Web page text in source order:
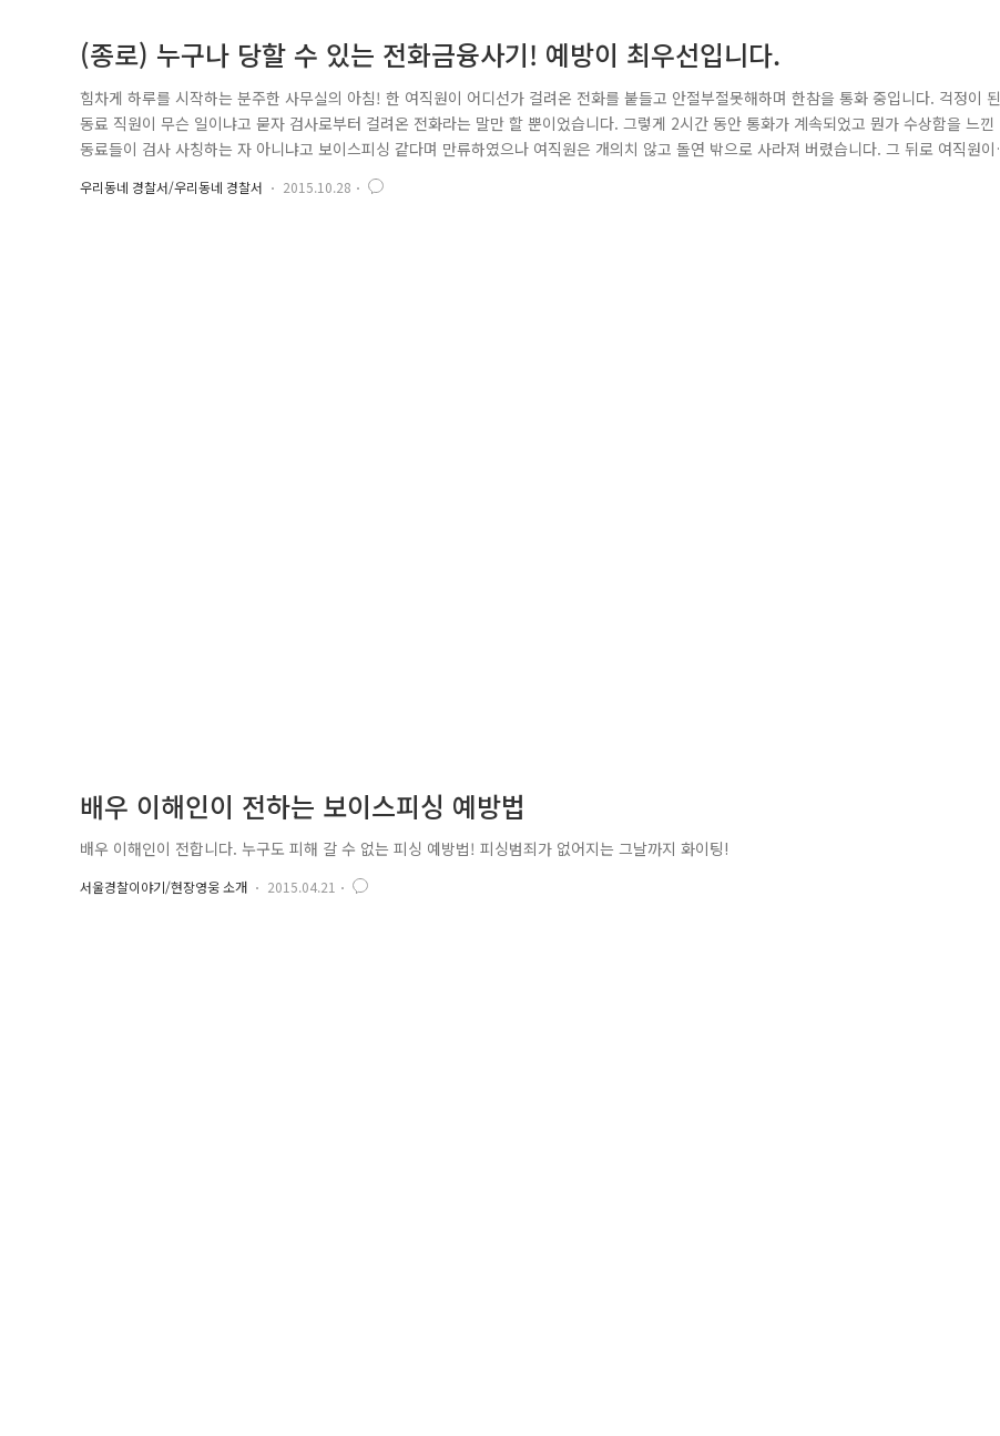
(종로) 누구나 당할 수 있는 전화금융사기! 예방이 최우선입니다.
힘차게 하루를 시작하는 분주한 사무실의 아침! 한 여직원이 어디선가 걸려온 전화를 붙들고 안절부절못해하며 한참을 통화 중입니다. 걱정이 된
동료 직원이 무슨 일이냐고 묻자 검사로부터 걸려온 전화라는 말만 할 뿐이었습니다. 그렇게 2시간 동안 통화가 계속되었고 뭔가 수상함을 느낀
동료들이 검사 사칭하는 자 아니냐고 보이스피싱 같다며 만류하였으나 여직원은 개의치 않고 돌연 밖으로 사라져 버렸습니다. 그 뒤로 여직원이
연락도 두절되고 사무실로 돌아오지 않자 걱정이 된 동료는 급하게 112로 신고를 했습니다. "동료가 검사 사칭 보이스피싱 전화를 받고 연락이
두절됐어요." 위험을 직감한 관수 파출소 경위 이석호, 신연수는 대상자의 인상착의를 파악 후, 신속히 관내에 있는 관련은행에 전화하여 여직원
우리동네 경찰서/우리동네 경찰서 2015.10.28
배우 이해인이 전하는 보이스피싱 예방법
배우 이해인이 전합니다. 누구도 피해 갈 수 없는 피싱 예방법! ‪‎피싱범죄가 없어지는 그날까지 화이팅‬!
서울경찰이야기/현장영웅 소개 2015.04.21